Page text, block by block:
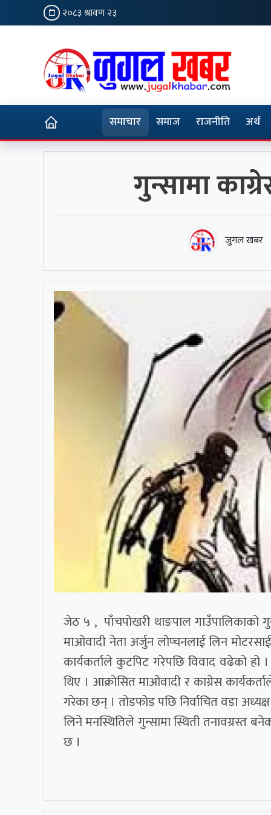
२०८३ श्रावण २३
समाचार समाज राजनीति अर्थ
गुन्सामा
जुगल खबर
जेठ ५ , पाँचपोखरी थाङपाल गाउँपालिकाको
माओवादी नेता अर्जुन लोप्चनलाई लिन
कार्यकर्ताले कुटपिट गरेपछि विवाद वढेको
थिए । आक्रोसित माओवादी र काग्रेस
गरेका छन् । तोडफोड पछि निर्वाचित वडा
लिने मनस्थितिले गुन्सामा स्थिती तनावग्रस्त
छ ।